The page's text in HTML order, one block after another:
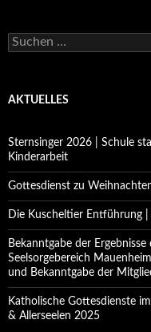
Suchen
nach:
AKTUELLES
Sternsinger 2026 | Schule
Kinderarbeit
Gottesdienst zu
Die Kuscheltier Entführung
Bekanntgabe der
Seelsorgebereich
und Bekanntgabe der
Katholische Gottesdienste
& Allerseelen 2025